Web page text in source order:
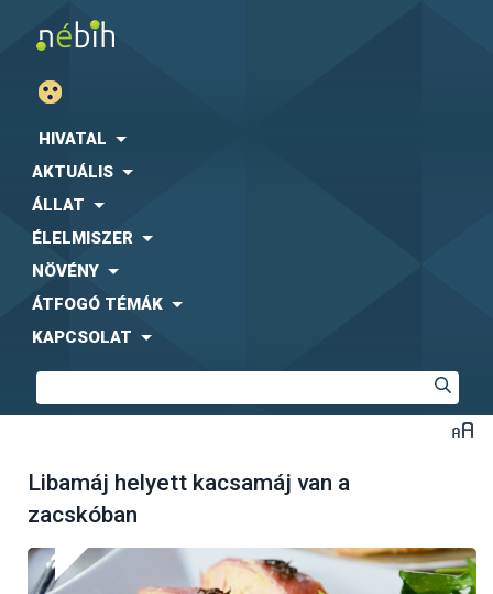
HIVATAL
AKTUÁLIS
ÁLLAT
ÉLELMISZER
NÖVÉNY
ÁTFOGÓ TÉMÁK
KAPCSOLAT
Libamáj helyett kacsamáj van a
zacskóban